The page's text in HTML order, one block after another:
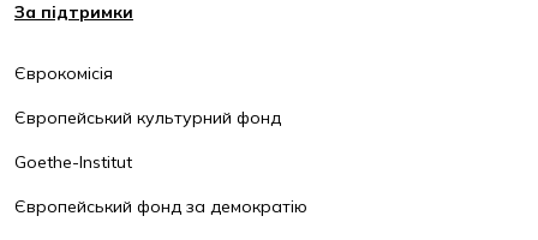
За підтримки
Єврокомісія
Європейський культурний фонд
Goethe-Institut
Європейський фонд за демократію